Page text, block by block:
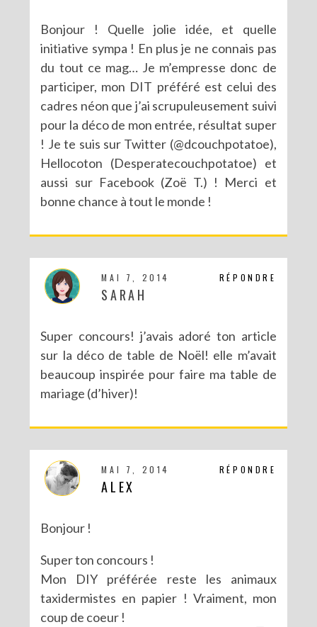
Bonjour ! Quelle jolie idée, et quelle
initiative sympa ! En plus je ne connais pas
du tout ce mag… Je m’empresse donc de
participer, mon DIT préféré est celui des
cadres néon que j’ai scrupuleusement suivi
pour la déco de mon entrée, résultat super
! Je te suis sur Twitter (@dcouchpotatoe),
Hellocoton (Desperatecouchpotatoe) et
aussi sur Facebook (Zoë T.) ! Merci et
bonne chance à tout le monde !
RÉPONDRE
MAI 7, 2014
SARAH
Super concours! j’avais adoré ton article
sur la déco de table de Noël! elle m’avait
beaucoup inspirée pour faire ma table de
mariage (d’hiver)!
RÉPONDRE
MAI 7, 2014
ALEX
Bonjour !
Super ton concours !
Mon DIY préférée reste les animaux
taxidermistes en papier ! Vraiment, mon
coup de coeur !